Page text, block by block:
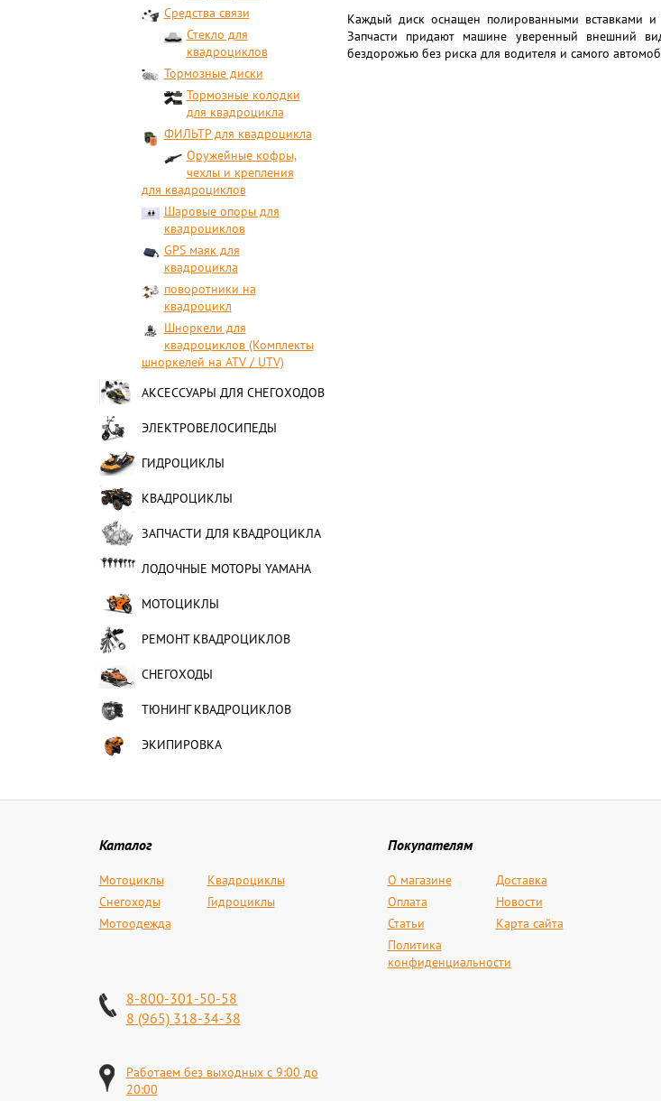
Средства связи
Стекло для
квадроциклов
Тормозные диски
Тормозные колодки
для квадроцикла
ФИЛЬТР для квадроцикла
Оружейные кофры,
чехлы и крепления
для квадроциклов
Шаровые опоры для
квадроциклов
GPS маяк для
квадроцикла
поворотники на
квадроцикл
Шноркели для
квадроциклов (Комплекты
шноркелей на ATV / UTV)
АКСЕССУАРЫ ДЛЯ СНЕГОХОДОВ
ЭЛЕКТРОВЕЛОСИПЕДЫ
ГИДРОЦИКЛЫ
КВАДРОЦИКЛЫ
ЗАПЧАСТИ ДЛЯ КВАДРОЦИКЛА
ЛОДОЧНЫЕ МОТОРЫ YAMAHA
МОТОЦИКЛЫ
РЕМОНТ КВАДРОЦИКЛОВ
СНЕГОХОДЫ
ТЮНИНГ КВАДРОЦИКЛОВ
ЭКИПИРОВКА
Каждый диск оснащен полированными вставками
Запчасти придают машине уверенный внешний
бездорожью без риска для водителя и самого
Каталог
Мотоциклы
Квадроциклы
Снегоходы
Гидроциклы
Мотоодежда
Покупателям
О магазине
Доставка
Оплата
Новости
Статьи
Карта сайта
Политика
конфиденциальности
8-800-301-50-58
8 (965) 318-34-38
Работаем без выходных с 9:00 до
20:00